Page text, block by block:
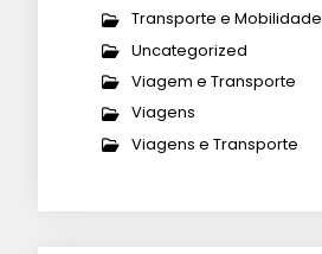
Transporte e Mobilidade
Uncategorized
Viagem e Transporte
Viagens
Viagens e Transporte